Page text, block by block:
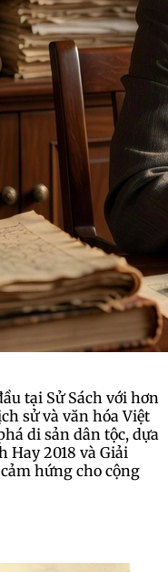
tại Sử Sách với hơn
sử và văn hóa Việt
di sản dân tộc, dựa
Hay 2018 và Giải
hứng cho cộng